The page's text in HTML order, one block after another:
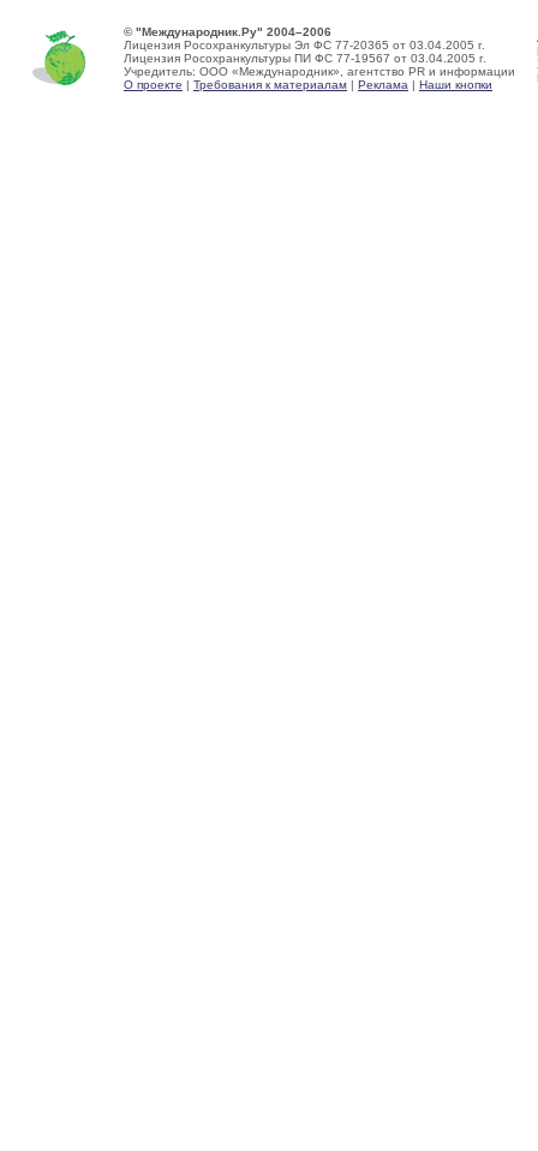
© "Международник.Ру" 2004–2006
Лицензия Росохранкультуры Эл ФС 77-20365 от 03.04.2005 г.
Лицензия Росохранкультуры ПИ ФС 77-19567 от 03.04.2005 г.
Учредитель: ООО «Международник», агентство PR и информации
О проекте | Требования к материалам | Реклама | Наши кнопки